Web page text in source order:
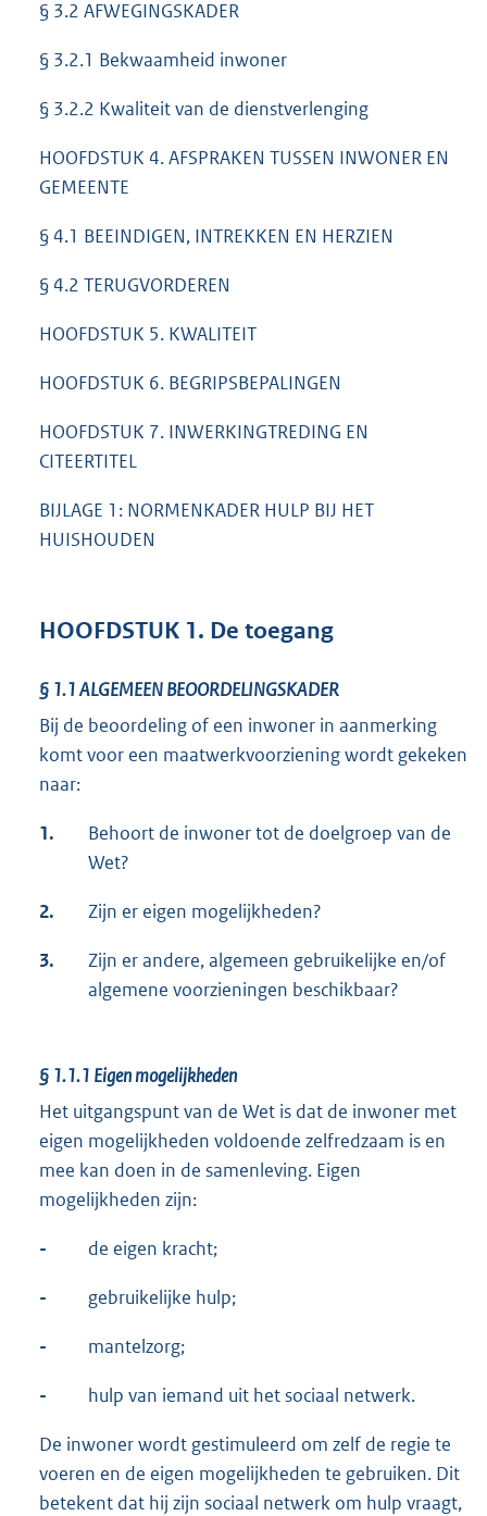
§ 3.2 AFWEGINGSKADER
§ 3.2.1 Bekwaamheid inwoner
§ 3.2.2 Kwaliteit van de dienstverlenging
HOOFDSTUK 4. AFSPRAKEN TUSSEN INWONER EN
GEMEENTE
§ 4.1 BEEINDIGEN, INTREKKEN EN HERZIEN
§ 4.2 TERUGVORDEREN
HOOFDSTUK 5. KWALITEIT
HOOFDSTUK 6. BEGRIPSBEPALINGEN
HOOFDSTUK 7. INWERKINGTREDING EN
CITEERTITEL
BIJLAGE 1: NORMENKADER HULP BIJ HET
HUISHOUDEN
HOOFDSTUK 1. De toegang
§ 1.1ALGEMEEN BEOORDELINGSKADER
Bij de beoordeling of een inwoner in aanmerking
komt voor een maatwerkvoorziening wordt gekeken
naar:
1.
Behoort de inwoner tot de doelgroep van de
Wet?
2. Zijn er eigen mogelijkheden?
3.
Zijn er andere, algemeen gebruikelijke en/of
algemene voorzieningen beschikbaar?
§ 1.1.1 Eigen mogelijkheden
Het uitgangspunt van de Wet is dat de inwoner met
eigen mogelijkheden voldoende zelfredzaam is en
mee kan doen in de samenleving. Eigen
mogelijkheden zijn:
- de eigen kracht;
- gebruikelijke hulp;
- mantelzorg;
- hulp van iemand uit het sociaal netwerk.
De inwoner wordt gestimuleerd om zelf de regie te
voeren en de eigen mogelijkheden te gebruiken. Dit
betekent dat hij zijn sociaal netwerk om hulp vraagt,